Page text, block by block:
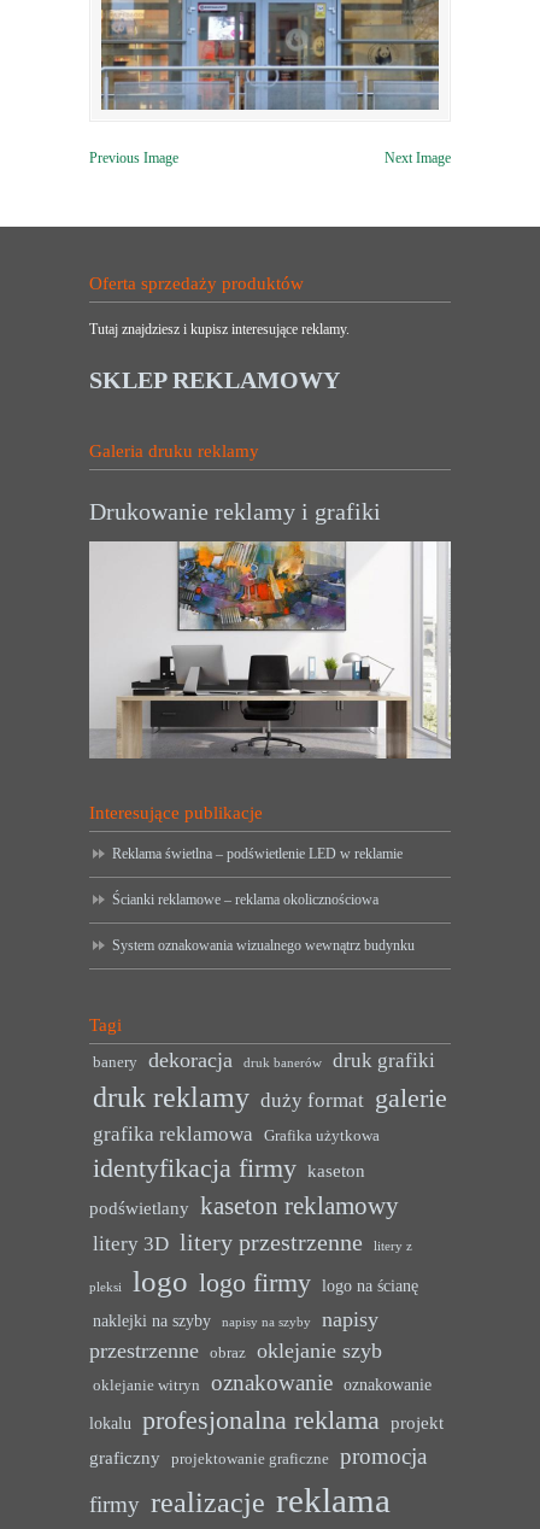
Previous Image Next Image
Oferta sprzedaży produktów
Tutaj znajdziesz i kupisz interesujące reklamy.
SKLEP REKLAMOWY
Galeria druku reklamy
Drukowanie reklamy i grafiki
Interesujące publikacje
Reklama świetlna – podświetlenie LED w reklamie
Ścianki reklamowe – reklama okolicznościowa
System oznakowania wizualnego wewnątrz budynku
Tagi
banery dekoracja druk banerów druk grafiki
druk reklamy duży format galerie
grafika reklamowa Grafika użytkowa
identyfikacja firmy kaseton
podświetlany kaseton reklamowy
litery 3D litery przestrzenne litery z
pleksi logo logo firmy logo na ścianę
naklejki na szyby
napisy na szyby
napisy
przestrzenne
obraz oklejanie szyb
oklejanie witryn oznakowanie oznakowanie
lokalu profesjonalna reklama projekt
graficzny
projektowanie graficzne
promocja
firmy realizacje reklama